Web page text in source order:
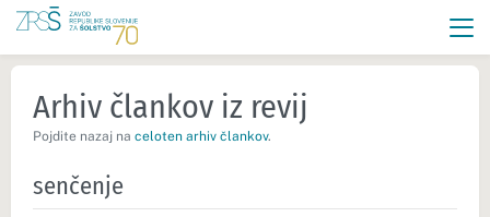
Arhiv člankov iz revij
Pojdite nazaj na celoten arhiv člankov.
senčenje